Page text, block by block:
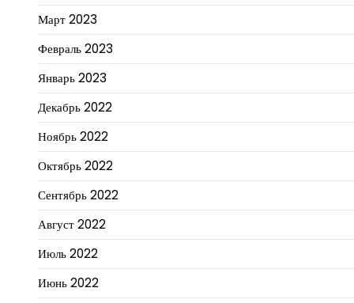
Март 2023
Февраль 2023
Январь 2023
Декабрь 2022
Ноябрь 2022
Октябрь 2022
Сентябрь 2022
Август 2022
Июль 2022
Июнь 2022